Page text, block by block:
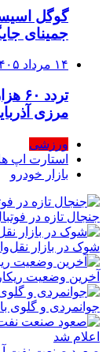
گوگل
جمینای
۱۴ مرداد ۱۴۰۵
مرزی
ورزشی
استارت اپ
بازار خودرو
جنجال تازه در
شوک در بازار
آخرین وضعیت
جوانمردی و گلوی